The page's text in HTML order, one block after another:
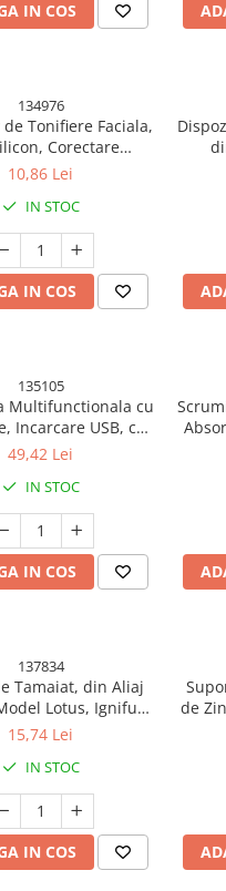
IN COS
134976
Tonifiere Faciala,
Corectare
Maxilar, Roz
10,86 Lei
IN STOC
IN COS
135105
Multifunctionala cu
Incarcare USB, cu
de Aer, Scrumiera
7,5 cm, Gri
49,42 Lei
IN STOC
IN COS
137834
Tamaiat, din Aliaj
Lotus, Ignifug,
x 4.7 cm, Bronz
15,74 Lei
IN STOC
IN COS
de